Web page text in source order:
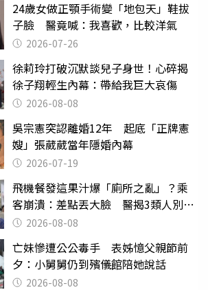
24歲女做正顎手術變「地包天」鞋拔
子臉 醫竟喊：我喜歡，比較洋氣
2026-07-26
徐莉玲打破沉默談兒子身世！心碎揭
徐子翔輕生內幕：帶給我巨大哀傷
2026-08-08
吳宗憲突認離婚12年 起底「正牌憲
嫂」張葳葳當年隱婚內幕
2026-07-19
飛機餐發這果汁爆「廁所之亂」？乘
客崩潰：差點丟大臉 醫揭3類人別亂
喝 2026-08-08
亡妹慘遭公公毒手 表姊憶父親節前
夕：小舅舅仍到殯儀館陪她說話
2026-08-08